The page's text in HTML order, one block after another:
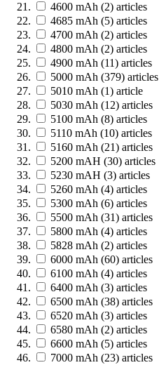
4600 mAh (2) articles
4685 mAh (5) articles
4700 mAh (2) articles
4800 mAh (2) articles
4900 mAh (11) articles
5000 mAh (379) articles
5010 mAh (1) article
5030 mAh (12) articles
5100 mAh (8) articles
5110 mAh (10) articles
5160 mAh (21) articles
5200 mAH (30) articles
5230 mAH (3) articles
5260 mAh (4) articles
5300 mAh (6) articles
5500 mAh (31) articles
5800 mAh (4) articles
5828 mAh (2) articles
6000 mAh (60) articles
6100 mAh (4) articles
6400 mAh (3) articles
6500 mAh (38) articles
6520 mAh (3) articles
6580 mAh (2) articles
6600 mAh (5) articles
7000 mAh (23) articles